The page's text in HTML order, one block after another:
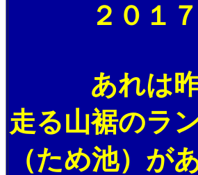
２０１７．
あれは昨年
走る山裾のラ
（ため池）が